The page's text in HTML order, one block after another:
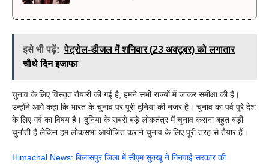
इसे भी पढ़ें: पेट्रोल-डीजल में शनिवार (23 अक्टूबर) को लगातार
चौथे दिन इजाफा
चुनाव के लिए विस्तृत तैयारी की गई है, हमने सभी राज्यों में जाकर समीक्षा की है।
उन्होंने आगे कहा कि भारत के चुनाव पर पूरी दुनिया की नजर है। चुनाव का पर्व पूरे देश
के लिए गर्व का विषय है। दुनिया के सबसे बड़े लोकतंत्र में चुनाव कराना बहुत बड़ी
चुनौती है लेकिन हम लोकसभा आयोजित कराने चुनाव के लिए पूरी तरह से तैयार हैं।
Himachal News: बिलासपुर जिला में सीएम सुक्खू ने गिनवाई सरकार की